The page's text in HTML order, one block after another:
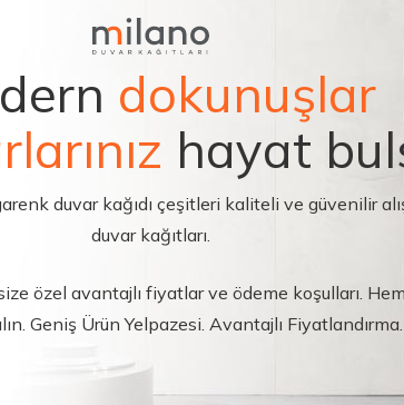
dokunuşlar
hayat
duvar kağıdı çeşitleri kaliteli ve güvenilir
duvar kağıtları.
özel avantajlı fiyatlar ve ödeme koşulları.
Geniş Ürün Yelpazesi. Avantajlı Fiyatlandırma.